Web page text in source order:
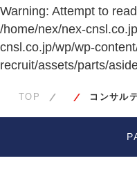
Warning: Attempt to
/home/nex/nex-
cnsl.co.jp/wp/wp-
recruit/assets/parts/
TOP コンサル